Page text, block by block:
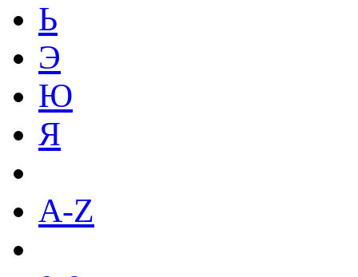
Ь
Э
Ю
Я
A-Z